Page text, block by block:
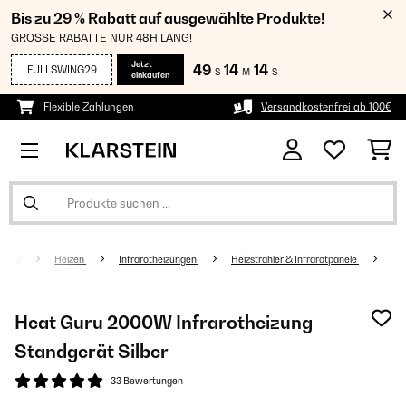
Bis zu 29 % Rabatt auf ausgewählte Produkte!
GROSSE RABATTE NUR 48H LANG!
FULLSWING29
Jetzt
einkaufen
49 S 14 M 13 S
Flexible Zahlungen Versandkostenfrei ab 100€
Heizen Infrarotheizungen Heizstrahler & Infrarotpanele
Heat Guru 2000W Infrarotheizung
Standgerät​ Silber
33 Bewertungen